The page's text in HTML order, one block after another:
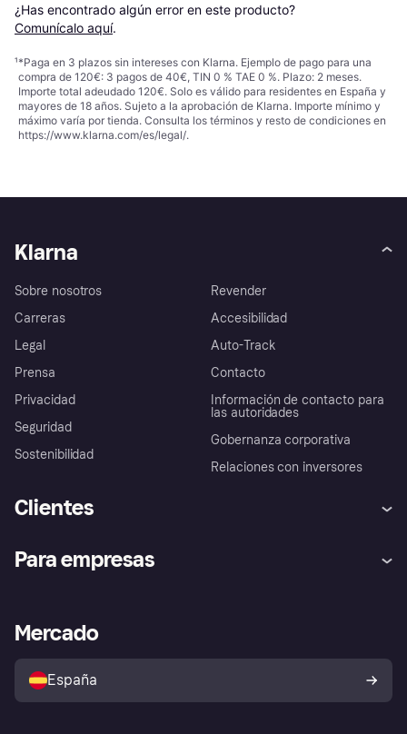
¿Has encontrado algún error en este producto?
Comunícalo aquí.
¹*Paga en 3 plazos sin intereses con Klarna. Ejemplo de pago para una
compra de 120€: 3 pagos de 40€, TIN 0 % TAE 0 %. Plazo: 2 meses.
Importe total adeudado 120€. Solo es válido para residentes en España y
mayores de 18 años. Sujeto a la aprobación de Klarna. Importe mínimo y
máximo varía por tienda. Consulta los términos y resto de condiciones en
https://www.klarna.com/es/legal/.
Klarna
Sobre nosotros
Carreras
Legal
Prensa
Privacidad
Seguridad
Sostenibilidad
Revender
Accesibilidad
Auto-Track
Contacto
Información de contacto para
las autoridades
Gobernanza corporativa
Relaciones con inversores
Clientes
Inicio de sesión
Directorio de tiendas
Política de protección al
comprador de Klarna
Reclamaciones
Para empresas
Acceso empresas
Mercado
España